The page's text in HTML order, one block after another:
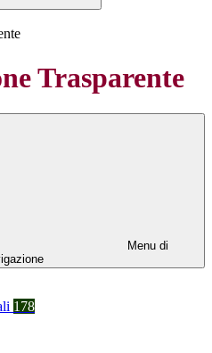
Trasparente
Menu di
178